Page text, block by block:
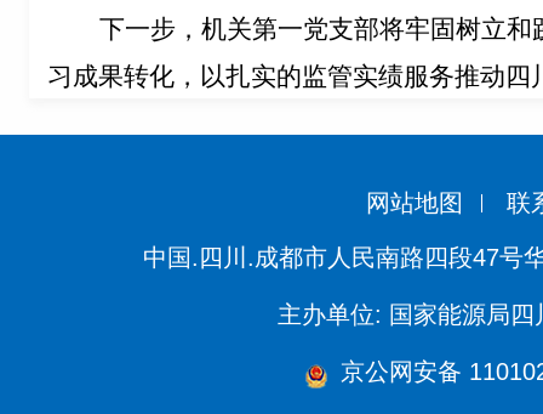
下一步，机关第一党支部将牢固树立
习成果转化，以扎实的监管实绩服务推动四
网站地图 联
中国.四川.成都市人民南路四段47号
主办单位: 国家能源局四
京公网安备